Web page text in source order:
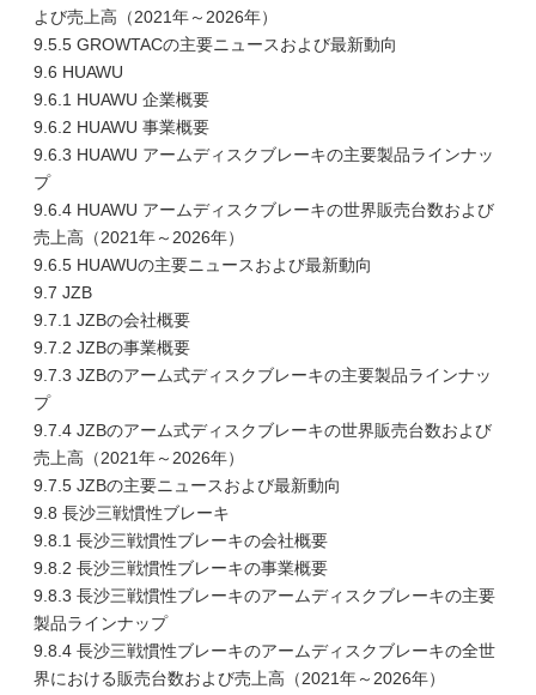
よび売上高（2021年～2026年）
9.5.5 GROWTACの主要ニュースおよび最新動向
9.6 HUAWU
9.6.1 HUAWU 企業概要
9.6.2 HUAWU 事業概要
9.6.3 HUAWU アームディスクブレーキの主要製品ラインナッ
プ
9.6.4 HUAWU アームディスクブレーキの世界販売台数および
売上高（2021年～2026年）
9.6.5 HUAWUの主要ニュースおよび最新動向
9.7 JZB
9.7.1 JZBの会社概要
9.7.2 JZBの事業概要
9.7.3 JZBのアーム式ディスクブレーキの主要製品ラインナッ
プ
9.7.4 JZBのアーム式ディスクブレーキの世界販売台数および
売上高（2021年～2026年）
9.7.5 JZBの主要ニュースおよび最新動向
9.8 長沙三戦慣性ブレーキ
9.8.1 長沙三戦慣性ブレーキの会社概要
9.8.2 長沙三戦慣性ブレーキの事業概要
9.8.3 長沙三戦慣性ブレーキのアームディスクブレーキの主要
製品ラインナップ
9.8.4 長沙三戦慣性ブレーキのアームディスクブレーキの全世
界における販売台数および売上高（2021年～2026年）